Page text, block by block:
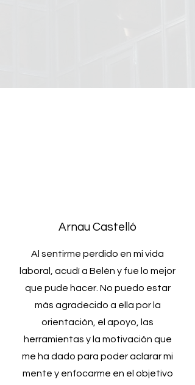
Arnau Castelló
Al sentirme perdido en mi vida
laboral, acudí a Belén y fue lo mejor
que pude hacer. No puedo estar
más agradecido a ella por la
orientación, el apoyo, las
herramientas y la motivación que
me ha dado para poder aclarar mi
mente y enfocarme en el objetivo